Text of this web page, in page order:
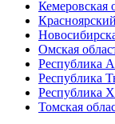
Кемеровская
Омская
Республика
Республика
Республика
Томская